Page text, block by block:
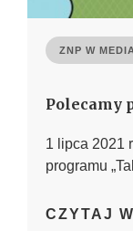
ZNP W
Polecamy
1 lipca 2021
programu
CZYTAJ